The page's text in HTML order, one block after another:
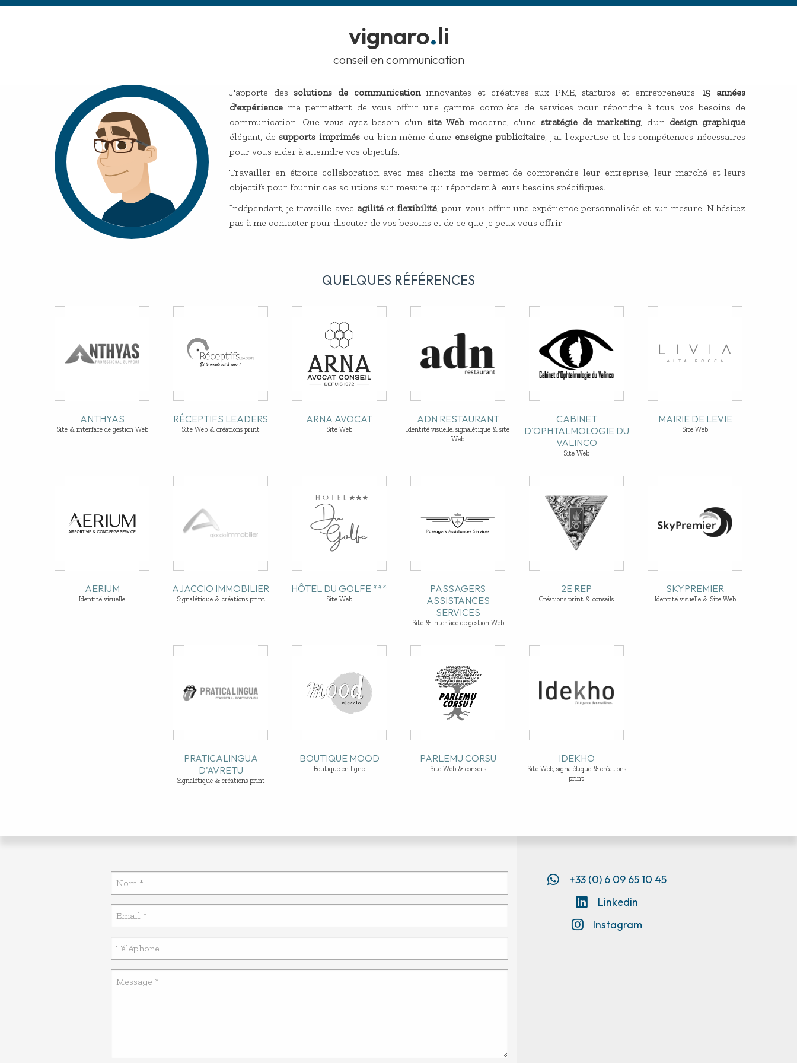
vignaro.li
conseil en communication
J'apporte des solutions de communicationinnovantes et créatives aux PME, startups et entrepreneurs. 15 années
d'expérience me permettent de vous offrir une gamme complète de services pour répondre à tous vos besoins de
communication. Que vous ayez besoin d'un site Web moderne, d'une stratégie de marketing, d'un design graphique
élégant, de supports imprimés ou bien même d'une enseigne publicitaire, j'ai l'expertise et les compétences nécessaires
pour vous aider à atteindre vos objectifs.
Travailler en étroite collaboration avec mes clients me permet de comprendre leur entreprise, leur marché et leurs
objectifs pour fournir des solutions sur mesure qui répondent à leurs besoins spécifiques.
Indépendant, je travaille avec agilitéetflexibilité, pour vous offrir une expérience personnalisée et sur mesure. N'hésitez
pas à me contacter pour discuter de vos besoins et de ce que je peux vous offrir.
QUELQUES RÉFÉRENCES
ANTHYAS
Site & interface de gestion Web
RÉCEPTIFS LEADERS
Site Web & créations print
ARNA AVOCAT
Site Web
ADN RESTAURANT
Identité visuelle, signalétique & site
Web
CABINET
D'OPHTALMOLOGIE DU
VALINCO
Site Web
MAIRIE DE LEVIE
Site Web
AERIUM
Identité visuelle
AJACCIO IMMOBILIER
Signalétique & créations print
HÔTEL DU GOLFE ***
Site Web
PASSAGERS
ASSISTANCES
SERVICES
Site & interface de gestion Web
2E REP
Créations print & conseils
SKYPREMIER
Identité visuelle & Site Web
PRATICALINGUA
D'AVRETU
Signalétique & créations print
BOUTIQUE MOOD
Boutique en ligne
PARLEMU CORSU
Site Web & conseils
IDEKHO
Site Web, signalétique & créations
print
+33 (0) 6 09 65 10 45
Linkedin
Instagram